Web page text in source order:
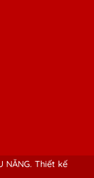
NĂNG. Thiết kế